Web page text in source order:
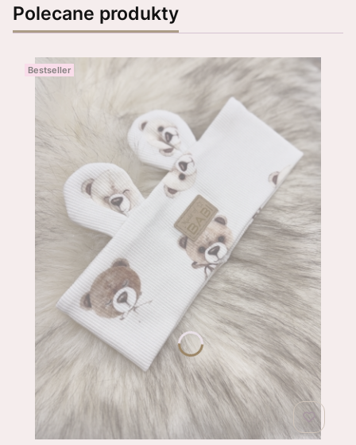
Polecane produkty
Bestseller